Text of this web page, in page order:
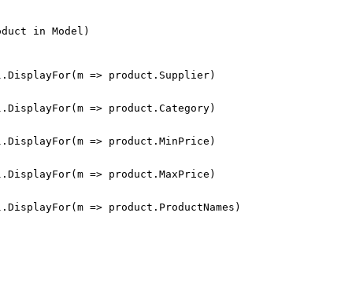
in Model)
=> product.Supplier)
=> product.Category)
=> product.MinPrice)
=> product.MaxPrice)
=> product.ProductNames)